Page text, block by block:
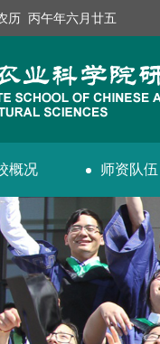
丙午年六月廿五
概况 师资队伍